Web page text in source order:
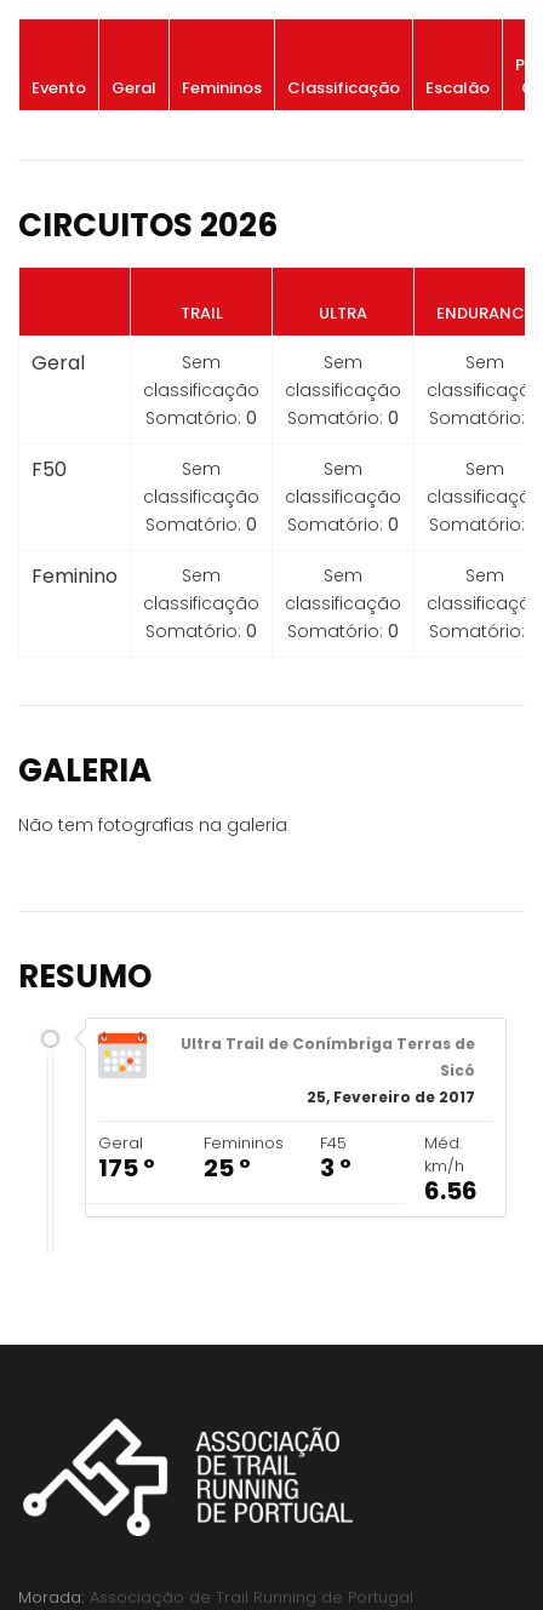
Evento Geral Femininos Classificação Escalão
CIRCUITOS 2026
TRAIL ULTRA ENDURANCE
Geral
Sem
classificação
Somatório: 0
Sem
classificação
Somatório: 0
Sem
classificação
Somatório:
F50
Sem
classificação
Somatório: 0
Sem
classificação
Somatório: 0
Sem
classificação
Somatório:
Feminino
Sem
classificação
Somatório: 0
Sem
classificação
Somatório: 0
Sem
classificação
Somatório:
GALERIA
Não tem fotografias na galeria
RESUMO
Ultra Trail de Conímbriga Terras de
Sicó
25, Fevereiro de 2017
Geral
175 º
Femininos
25 º
F45
3 º
Méd.
km/h
6.56
Morada: Associação de Trail Running de Portugal